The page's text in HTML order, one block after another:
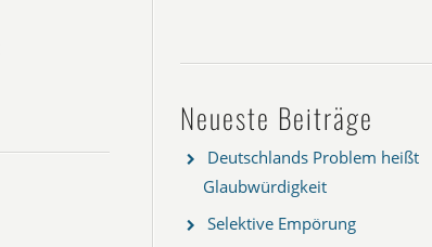
Neueste Beiträge
Deutschlands Problem heißt
Glaubwürdigkeit
Selektive Empörung